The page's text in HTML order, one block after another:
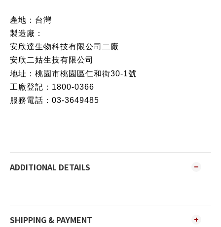
產地：台灣
製造廠：
安欣達生物科技有限公司二廠
安欣二姑生技有限公司
地址： 桃園市桃園區仁和街30-1號
工廠登記：1800-0366
服務電話：03-3649485
ADDITIONAL DETAILS
SHIPPING & PAYMENT